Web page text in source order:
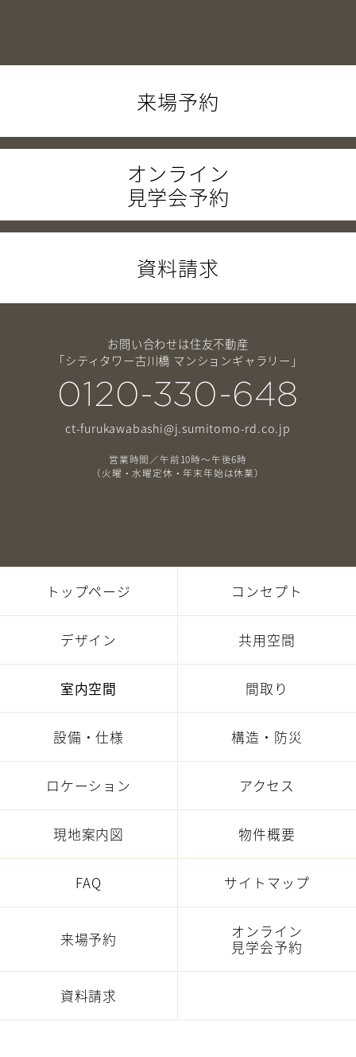
来場予約
オンライン
見学会予約
資料請求
お問い合わせは住友不動産
「シティタワー古川橋 マンションギャラリー」
0120-330-648
ct-furukawabashi@j.sumitomo-rd.co.jp
営業時間／午前10時～午後6時
（火曜・水曜定休・年末年始は休業）
トップページ コンセプト
デザイン 共用空間
室内空間 間取り
設備・仕様 構造・防災
ロケーション アクセス
現地案内図 物件概要
FAQ サイトマップ
来場予約
オンライン
見学会予約
資料請求